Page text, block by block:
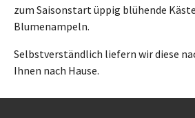
zum Saisonstart üppig blühende
Blumenampeln.
Selbstverständlich liefern wir diese
Ihnen nach Hause.